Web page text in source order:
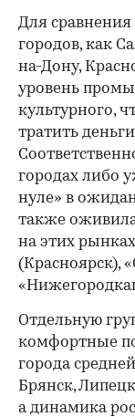
Для
городов, как
на-Дону,
уровень
культурного,
тратить
городах либо
нуле» в
также
на этих
(Красноярск),
Отдельную
комфортные
города
Брянск,
а динамика